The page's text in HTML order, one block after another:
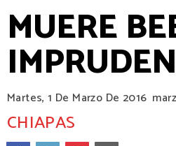
MUERE
Martes, 1 De Marzo De 2016
CHIAPAS